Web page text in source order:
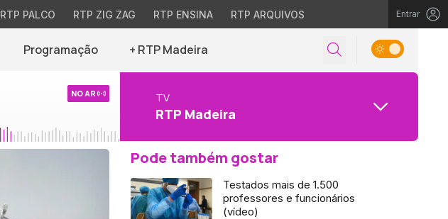
RTP PALCO RTP ZIG ZAG RTP ENSINA RTP ARQUIVOS Entrar
Programação + RTP Madeira
NO AR TV
RTP Madeira
Pode também gostar
Testados mais de 1.500
professores e funcionários
(vídeo)